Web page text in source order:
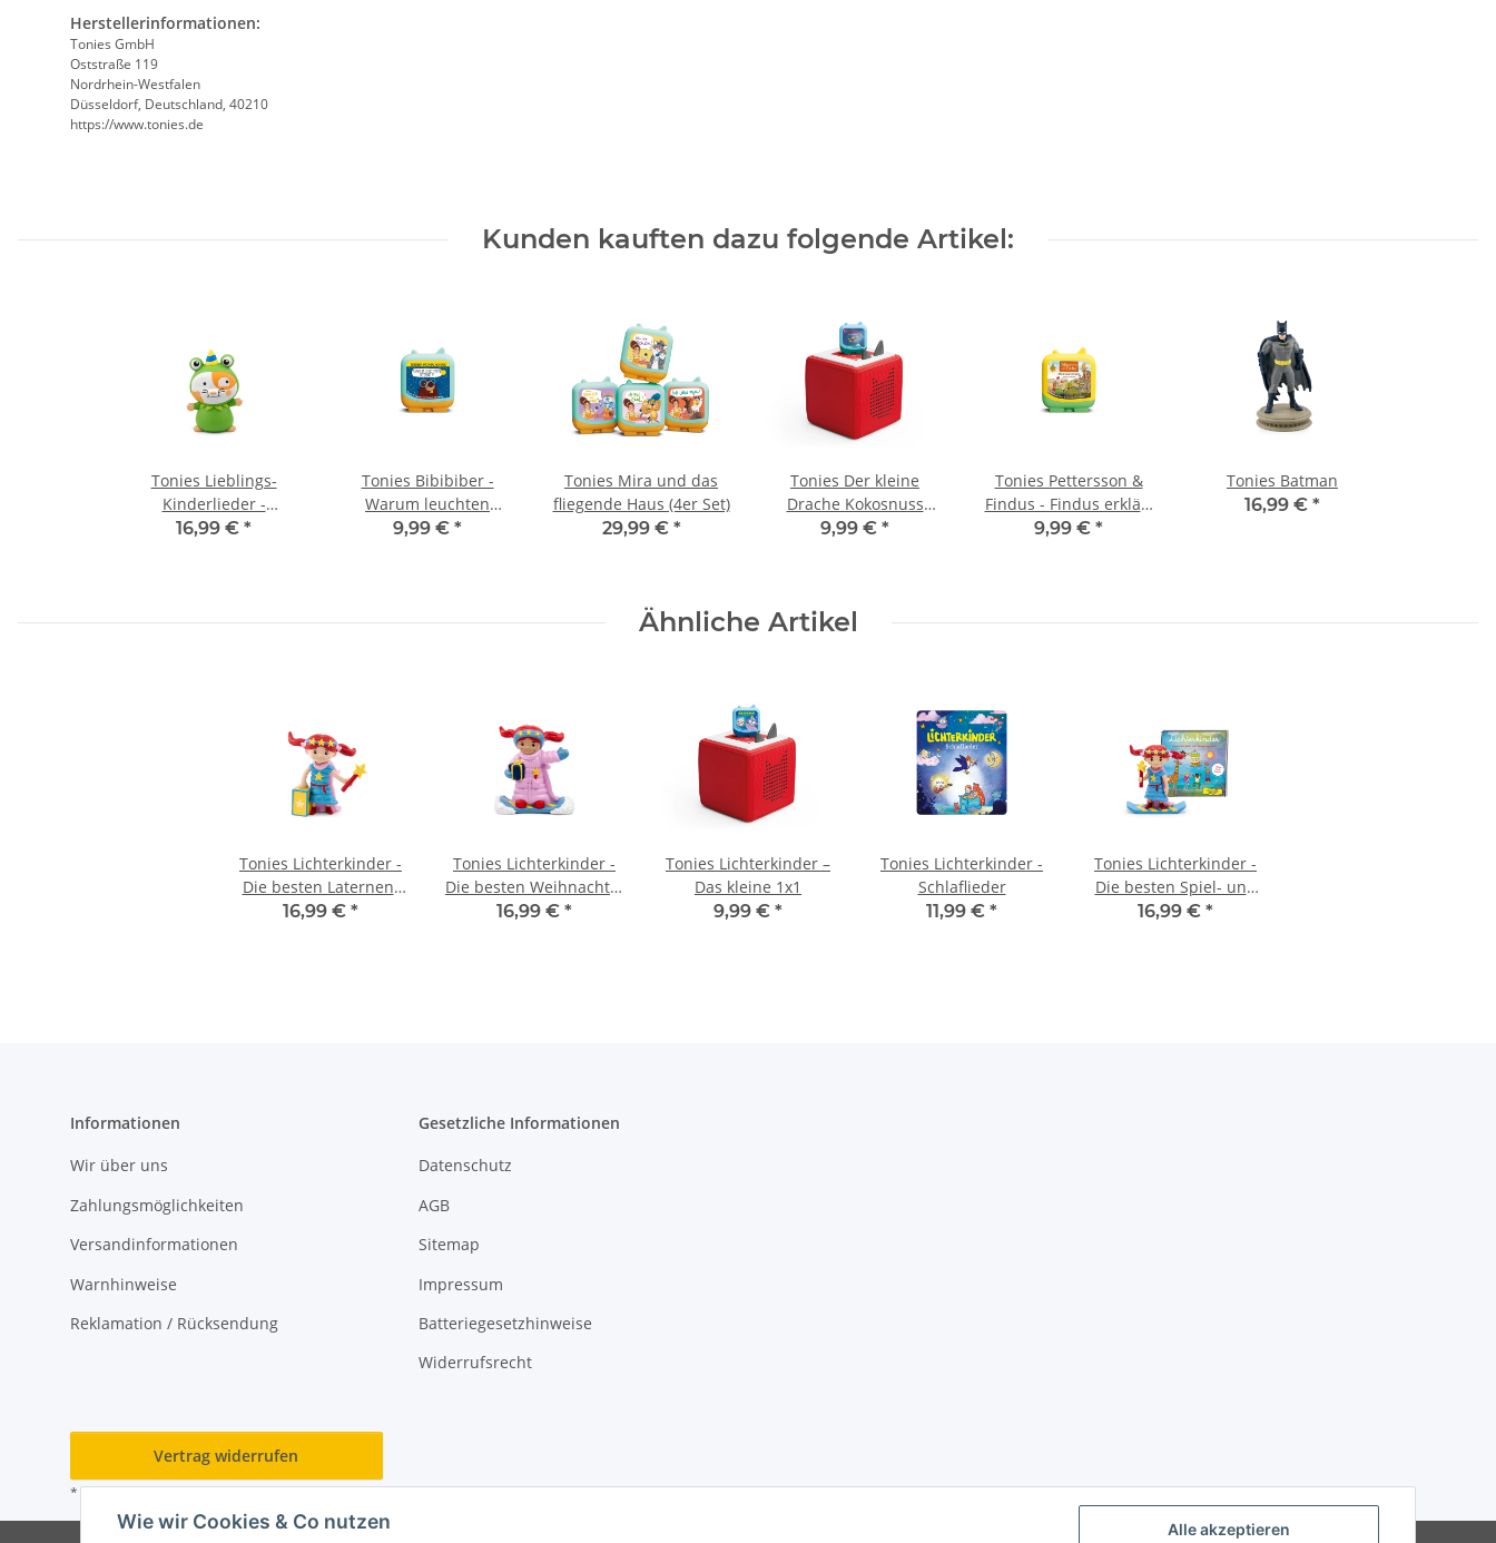
Alle akzeptieren
Wie wir Cookies & Co nutzen
Herstellerinformationen:
Tonies GmbH
Oststraße 119
Nordrhein-Westfalen
Düsseldorf, Deutschland, 40210
https://www.tonies.de
Kunden kauften dazu folgende Artikel:
Tonies Lieblings-
Kinderlieder -
Karnevallieder
16,99 € *
Tonies Bibibiber -
Warum leuchten
Sterne?
9,99 € *
Tonies Mira und das
fliegende Haus (4er Set)
29,99 € *
Tonies Der kleine
Drache Kokosnuss
feiert Weihnachten
9,99 € *
Tonies Pettersson &
Findus - Findus erklärt
die Welt - Mein
9,99 € *
Tonies Batman
16,99 € *
Ähnliche Artikel
Tonies Lichterkinder -
Die besten Laternen-
und Herbstlieder
16,99 € *
Tonies Lichterkinder -
Die besten Weihnachts-
und Winterlieder
16,99 € *
Tonies Lichterkinder –
Das kleine 1x1
9,99 € *
Tonies Lichterkinder -
Schlaflieder
11,99 € *
Tonies Lichterkinder -
Die besten Spiel- und
Bewegungslieder
16,99 € *
Informationen
Wir über uns
Zahlungsmöglichkeiten
Versandinformationen
Warnhinweise
Reklamation / Rücksendung
Gesetzliche Informationen
Datenschutz
AGB
Sitemap
Impressum
Batteriegesetzhinweise
Widerrufsrecht
Vertrag widerrufen
* Alle Preise inkl. gesetzlicher USt., zzgl.Versand